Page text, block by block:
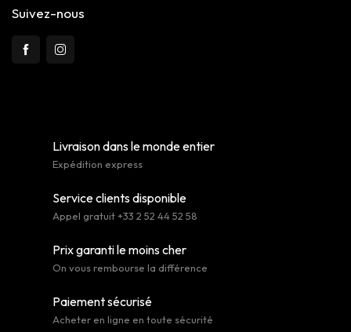
Suivez-nous
Livraison dans le monde entier
Expédition express
Service clients disponible
Appel gratuit +33 2 52 44 52 58
Prix garanti le moins cher
On vous rembourse la différence
Paiement sécurisé
Acheter en ligne en toute sécurité